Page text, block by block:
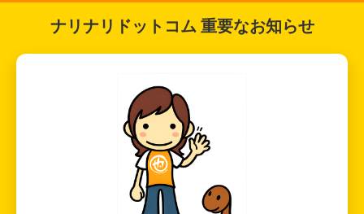
ナリナリドットコム 重要なお知らせ